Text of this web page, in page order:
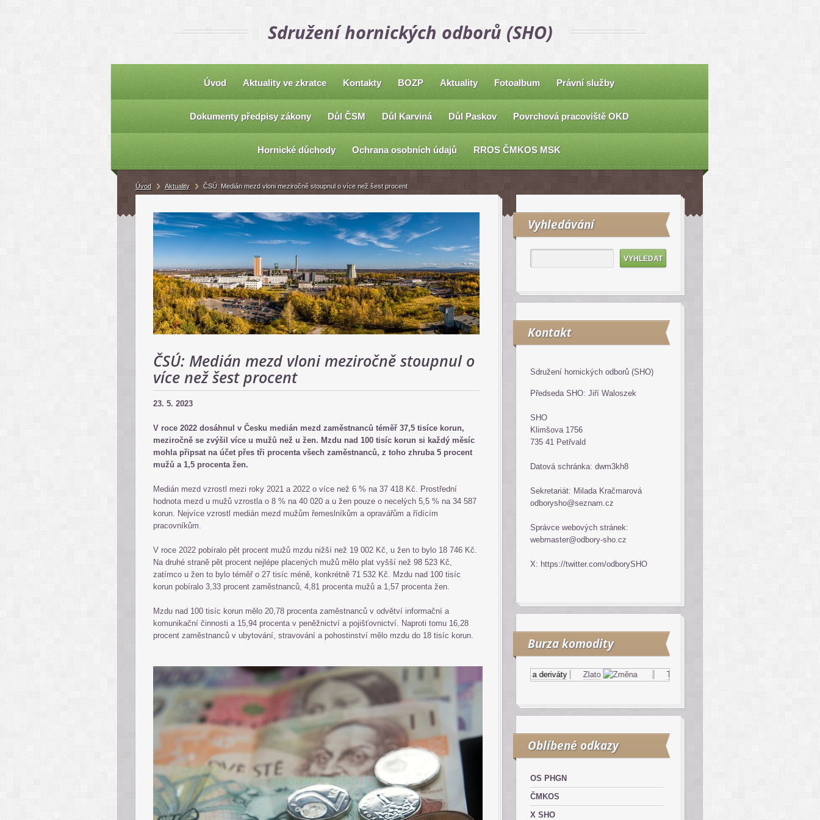
Sdružení hornických odborů (SHO)
Úvod Aktuality ve zkratce Kontakty BOZP Aktuality Fotoalbum Právní služby
Dokumenty předpisy zákony Důl ČSM Důl Karviná Důl Paskov Povrchová pracoviště OKD
Hornické důchody Ochrana osobních údajů RROS ČMKOS MSK
ČSÚ: Medián mezd vloni meziročně stoupnul o
více než šest procent
23. 5. 2023
V roce 2022 dosáhnul v Česku medián mezd zaměstnanců téměř 37,5 tisíce korun,
meziročně se zvýšil více u mužů než u žen. Mzdu nad 100 tisíc korun si každý měsíc
mohla připsat na účet přes tři procenta všech zaměstnanců, z toho zhruba 5 procent
mužů a 1,5 procenta žen.
Medián mezd vzrostl mezi roky 2021 a 2022 o více než 6 % na 37 418 Kč. Prostřední
hodnota mezd u mužů vzrostla o 8 % na 40 020 a u žen pouze o necelých 5,5 % na 34 587
korun. Nejvíce vzrostl medián mezd mužům řemeslníkům a opravářům a řídícím
pracovníkům.
V roce 2022 pobíralo pět procent mužů mzdu nižší než 19 002 Kč, u žen to bylo 18 746 Kč.
Na druhé straně pět procent nejlépe placených mužů mělo plat vyšší než 98 523 Kč,
zatímco u žen to bylo téměř o 27 tisíc méně, konkrétně 71 532 Kč. Mzdu nad 100 tisíc
korun pobíralo 3,33 procent zaměstnanců, 4,81 procenta mužů a 1,57 procenta žen.
Mzdu nad 100 tisíc korun mělo 20,78 procenta zaměstnanců v odvětví informační a
komunikační činnosti a 15,94 procenta v peněžnictví a pojišťovnictví. Naproti tomu 16,28
procent zaměstnanců v ubytování, stravování a pohostinství mělo mzdu do 18 tisíc korun.
Vyhledávání
Kontakt
Sdružení hornických odborů (SHO)
Předseda SHO: Jiří Waloszek
SHO
Klimšova 1756
735 41 Petřvald
Datová schránka: dwm3kh8
Sekretariát: Milada Kračmarová
odborysho@seznam.cz
Správce webových stránek:
webmaster@odbory-sho.cz
X: https://twitter.com/odborySHO
Burza komodity
Komodity a deriváty Zlato Topný olej
Oblíbené odkazy
OS PHGN
ČMKOS
X SHO
Úvod Aktuality ČSÚ: Medián mezd vloni meziročně stoupnul o více než šest procent